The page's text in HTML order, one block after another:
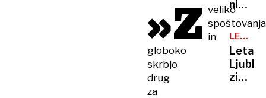
»Z veliko
spoštovanja
in
globoko
skrbjo
drug
za
otrok
ni
glede
šteje
samo
ena
zimski